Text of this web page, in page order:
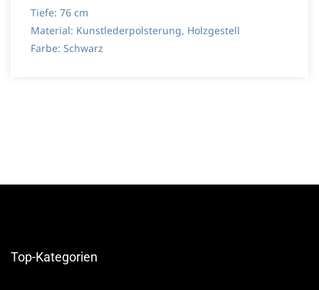
Tiefe: 76 cm
Material: Kunstlederpolsterung, Holzgestell
Farbe: Schwarz
Top-Kategorien